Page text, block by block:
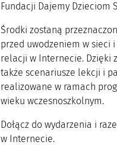
Fundacji Dajemy Dzieciom
Środki zostaną
przed uwodzeniem w sieci
relacji w Internecie. Dzięki
także scenariusze lekcji i
realizowane w ramach
wieku wczesnoszkolnym.
Dołącz do wydarzenia i
w Internecie.